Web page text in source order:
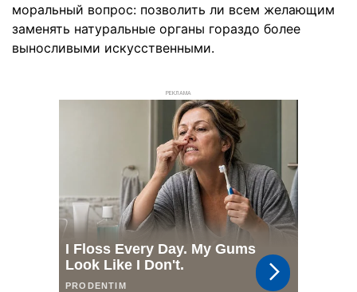
моральный вопрос: позволить ли всем желающим
заменять натуральные органы гораздо более
выносливыми искусственными.
РЕКЛАМА